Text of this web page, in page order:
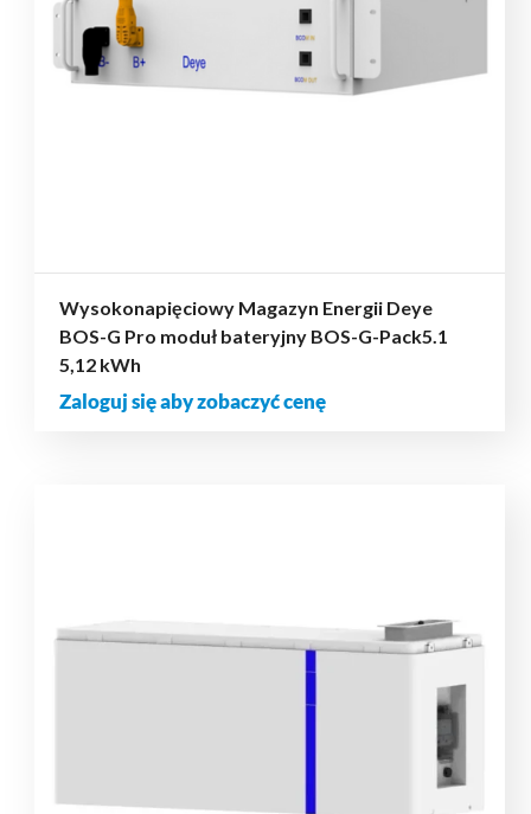
Wysokonapięciowy Magazyn Energii Deye
BOS-G Pro moduł bateryjny BOS-G-Pack5.1
5,12 kWh
Zaloguj się aby zobaczyć cenę